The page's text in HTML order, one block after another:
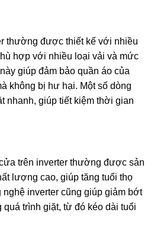
thường được thiết kế với nhiều
hợp với nhiều loại vải và mức
giúp đảm bảo quần áo của
không bị hư hại. Một số dòng
nhanh, giúp tiết kiệm thời gian
trên inverter thường được sản
lượng cao, giúp tăng tuổi thọ
inverter cũng giúp giảm bớt
quá trình giặt, từ đó kéo dài tuổi